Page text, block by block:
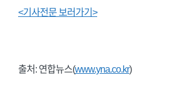
<기사전문 보러가기>
출처: 연합뉴스(www.yna.co.kr)